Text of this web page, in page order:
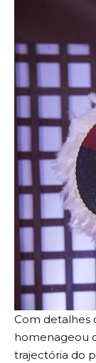
Com detalhes
homenageou
trajectória do